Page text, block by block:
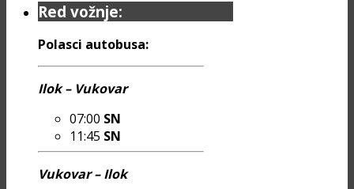
Red vožnje:
Polasci autobusa:
Ilok – Vukovar
07:00 SN
11:45 SN
Vukovar – Ilok